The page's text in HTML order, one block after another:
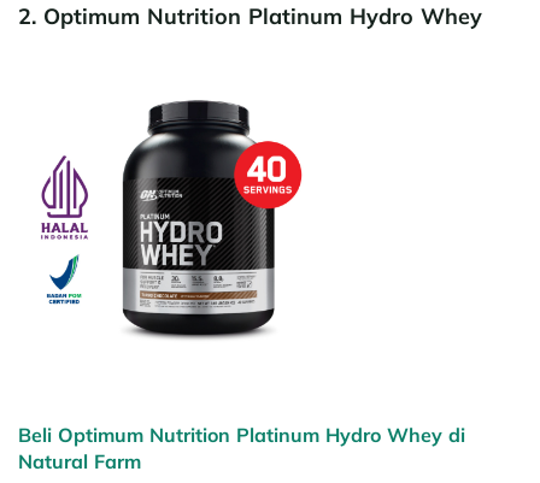
2. Optimum Nutrition Platinum Hydro Whey
Beli Optimum Nutrition Platinum Hydro Whey di
Natural Farm